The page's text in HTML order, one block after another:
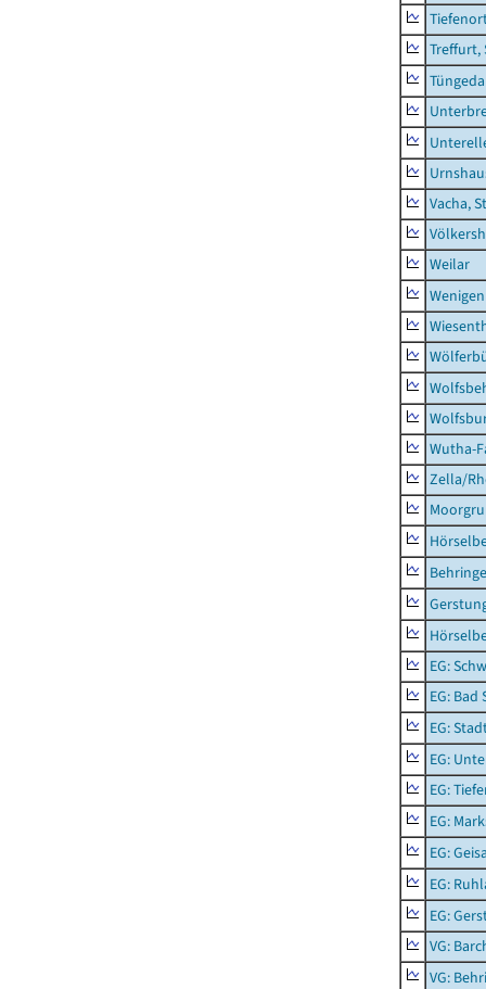
Treffurt,
Tüngeda
Vacha,
Weilar
Wutha-
Zella/
EG:
EG:
EG:
EG:
EG:
EG:
EG:
EG:
EG:
VG:
VG: